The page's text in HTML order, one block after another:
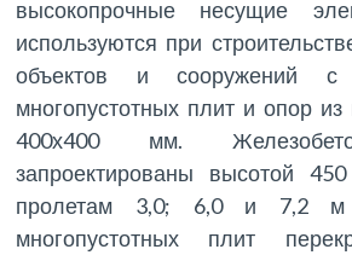
высокопрочные несущие
используются при
объектов и сооружений с
многопустотных плит и опор
400х400 мм.
запроектированы высотой
пролетам 3,0; 6,0 и 7,2 м
многопустотных плит